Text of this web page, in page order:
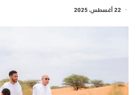
22 أغسطس، 2025